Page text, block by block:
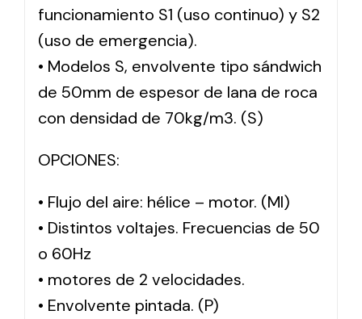
funcionamiento S1 (uso continuo) y S2
(uso de emergencia).
• Modelos S, envolvente tipo sándwich
de 50mm de espesor de lana de roca
con densidad de 70kg/m3. (S)
OPCIONES:
• Flujo del aire: hélice – motor. (MI)
• Distintos voltajes. Frecuencias de 50
o 60Hz
• motores de 2 velocidades.
• Envolvente pintada. (P)